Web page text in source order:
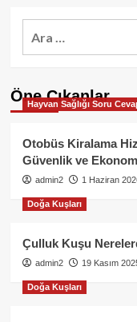
Öne Çıkanlar
Hayvan Sağlığı Soru
Otobüs Kiralama
Güvenlik ve
admin2 1 Haziran
Doğa Kuşları
Çulluk Kuşu
admin2 19 Kasım
Doğa Kuşları